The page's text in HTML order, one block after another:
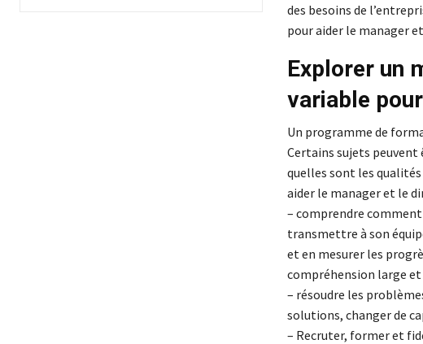
des besoins de
pour aider le manager
Explorer un
variable
Un programme de
Certains sujets peuvent
quelles sont les
aider le manager et le
– comprendre
transmettre à son
et en mesurer les
compréhension large et
– résoudre les
solutions, changer de
– Recruter, former et